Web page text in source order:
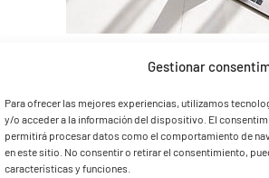
Gestionar
Para ofrecer las mejores experiencias, utilizamos
y/o acceder a la información del dispositivo. El
permitirá procesar datos como el comportamiento de
en este sitio. No consentir o retirar el consentimiento,
características y funciones.
noticias de toda la Comunidad
regionales, festivales y noticias